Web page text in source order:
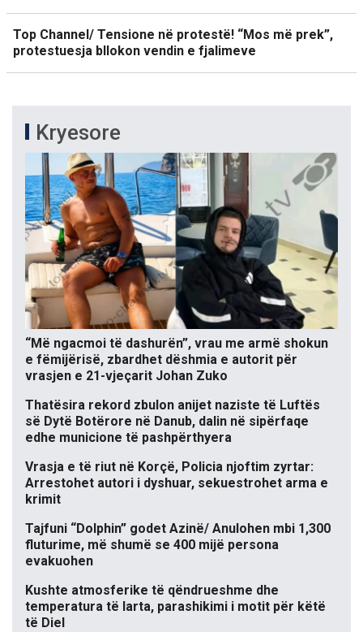
Top Channel/ Tensione në protestë! “Mos më prek”,
protestuesja bllokon vendin e fjalimeve
Kryesore
“Më ngacmoi të dashurën”, vrau me armë shokun
e fëmijërisë, zbardhet dëshmia e autorit për
vrasjen e 21-vjeçarit Johan Zuko
Thatësira rekord zbulon anijet naziste të Luftës
së Dytë Botërore në Danub, dalin në sipërfaqe
edhe municione të pashpërthyera
Vrasja e të riut në Korçë, Policia njoftim zyrtar:
Arrestohet autori i dyshuar, sekuestrohet arma e
krimit
Tajfuni “Dolphin” godet Azinë/ Anulohen mbi 1,300
fluturime, më shumë se 400 mijë persona
evakuohen
Kushte atmosferike të qëndrueshme dhe
temperatura të larta, parashikimi i motit për këtë
të Diel